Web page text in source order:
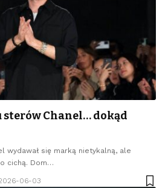
Chanel… dokąd
wydawał się marką nietykalną, ale
cichą. Dom…
06-03